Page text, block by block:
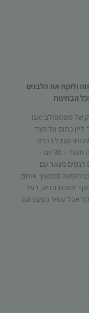
ולוקח את הלבנים
הבחינות
של מונטפולצ׳יאנו
ליין כתום על הצד
שגדל בכרם
ביודינמי שניטע ב-2003 עובר השרייה ארוכה מאוד – 30 יום –
הגסים נשאר עם
נוספים בנירוסטה וממשיך איתם
יחסית ונגיש, בעל
אבל עשיר בטעם וגם
את
האתר
על
השימוש
שהאתר
שלנו יעבוד